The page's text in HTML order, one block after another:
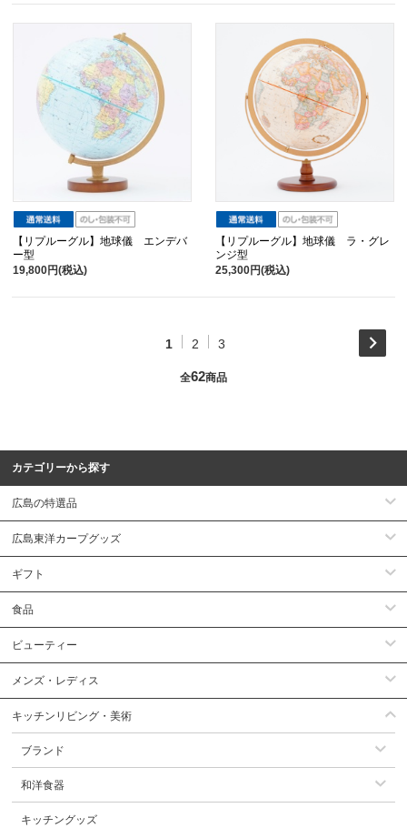
【リプルーグル】地球儀 エンデバ
ー型
19,800円(税込)
【リプルーグル】地球儀 ラ・グレ
ンジ型
25,300円(税込)
1 2 3
全62商品
カテゴリーから探す
広島の特選品
広島東洋カープグッズ
ギフト
食品
ビューティー
メンズ・レディス
キッチンリビング・美術
ブランド
和洋食器
キッチングッズ